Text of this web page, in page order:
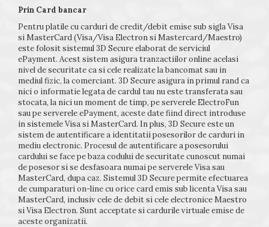
Prin Card bancar
Pentru platile cu carduri de credit/debit emise sub sigla Visa
si MasterCard (Visa/Visa Electron si Mastercard/Maestro)
este folosit sistemul 3D Secure elaborat de serviciul
ePayment. Acest sistem asigura tranzactiilor online acelasi
nivel de securitate ca si cele realizate la bancomat sau in
mediul fizic, la comerciant. 3D Secure asigura in primul rand ca
nici o informatie legata de cardul tau nu este transferata sau
stocata, la nici un moment de timp, pe serverele ElectroFun
sau pe serverele ePayment, aceste date fiind direct introduse
in sistemele Visa si MasterCard. In plus, 3D Secure este un
sistem de autentificare a identitatii posesorilor de carduri in
mediu electronic. Procesul de autentificare a posesorului
cardului se face pe baza codului de securitate cunoscut numai
de posesor si se desfasoara numai pe serverele Visa sau
MasterCard, dupa caz. Sistemul 3D Secure permite efectuarea
de cumparaturi on-line cu orice card emis sub licenta Visa sau
MasterCard, inclusiv cele de debit si cele electronice Maestro
si Visa Electron. Sunt acceptate si cardurile virtuale emise de
aceste organizatii.